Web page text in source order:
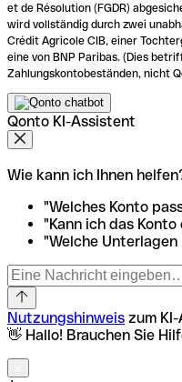
et de Résolution (FGDR)
wird vollständig durch zwei
Crédit Agricole CIB, einer
eine von BNP Paribas. (Dies
Zahlungskontobeständen, nicht
Qonto KI-Assistent
Wie kann ich Ihnen
"Welches Konto
"Kann ich das
"Welche Unterlagen
Nutzungshinweis zum
👋 Hallo! Brauchen Sie